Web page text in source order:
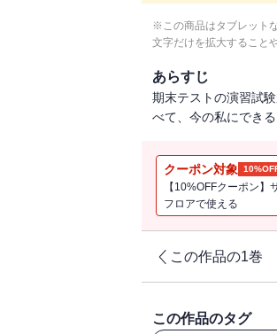
※この商品はタブレット
文字だけを拡大すること
あらすじ
期末テストの演習試
べて、今の私にでき
クーポン対象
【10%OFFクーポン
フロアで使える
この作品の1巻
この作品のタグ